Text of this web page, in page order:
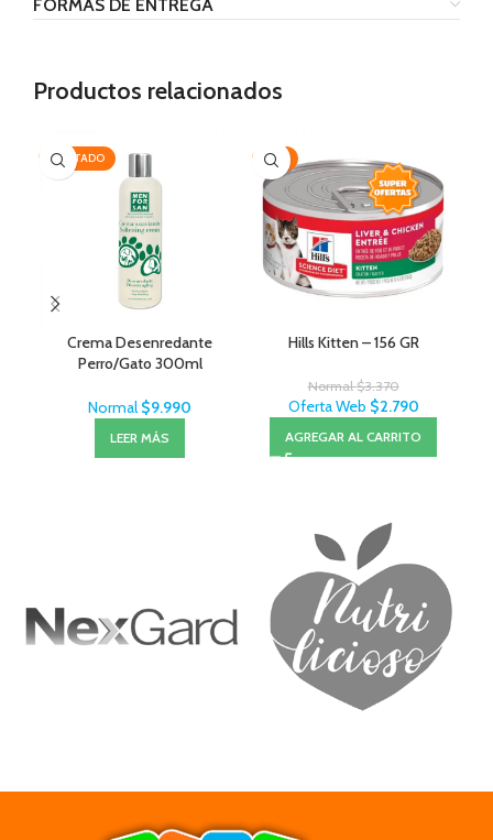
FORMAS DE ENTREGA
Productos relacionados
AGOTADO
Crema Desenredante
Perro/Gato 300ml
Normal $9.990
LEER MÁS
-17%
Hills Kitten – 156 GR
Normal$3.370
Oferta Web $2.790
AGREGAR AL CARRITO